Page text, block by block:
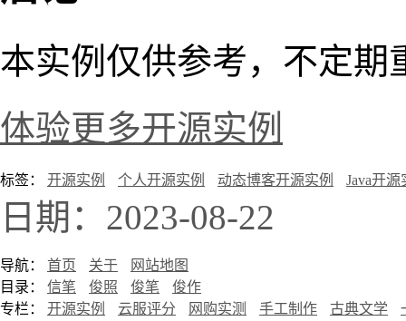
本实例仅供参考，不定期
体验更多开源实例
标签： 开源实例 个人开源实例 动态博客开源实例 Java开源
日期：2023-08-22
导航： 首页 关于
网站地图
目录： 信笔 俊照 俊笔
俊作
专栏： 开源实例 云服评分 网购实测 手工制作 古典文学